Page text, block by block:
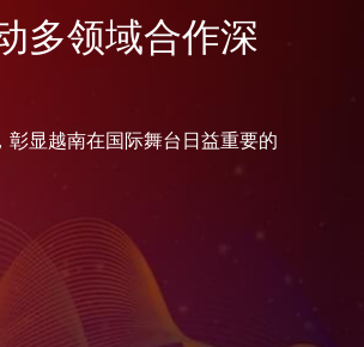
多领域合作深
彰显越南在国际舞台日益重要的